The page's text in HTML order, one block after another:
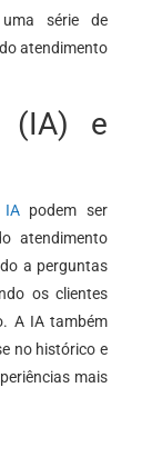
série de
atendimento
(IA) e
IApodem ser
atendimento
a perguntas
os clientes
A IA também
no histórico e
mais